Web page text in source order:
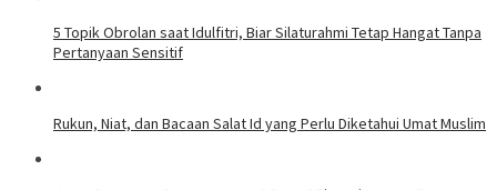
5 Topik Obrolan saat Idulfitri, Biar Silaturahmi Tetap Hangat Tanpa
Pertanyaan Sensitif
Rukun, Niat, dan Bacaan Salat Id yang Perlu Diketahui Umat Muslim